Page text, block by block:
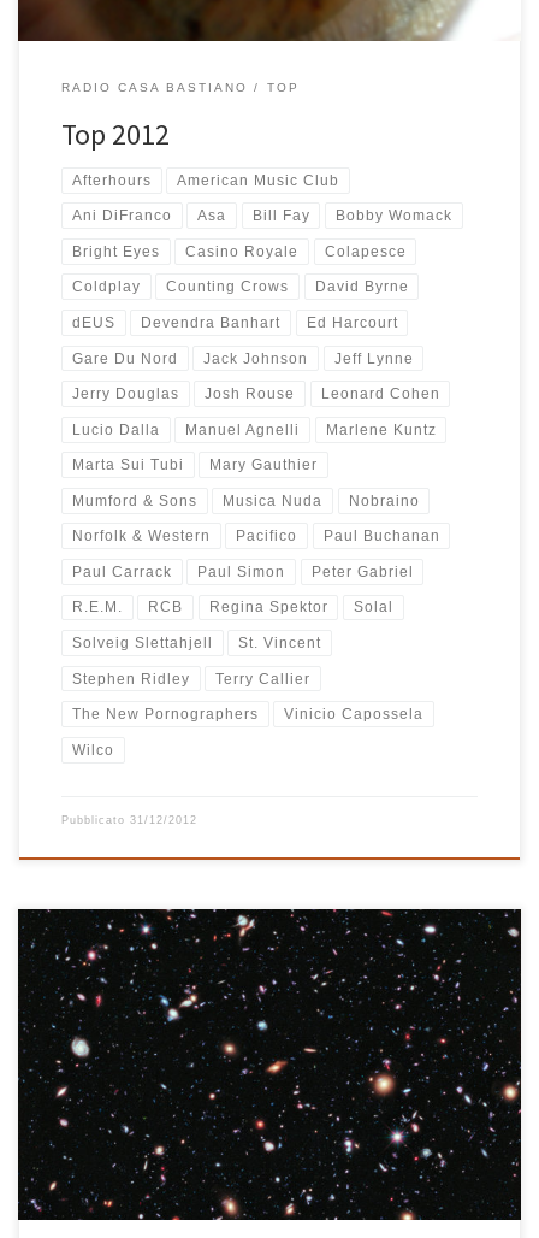
RADIO CASA BASTIANO TOP
Top 2012
Afterhours American Music Club
Ani DiFranco Asa Bill Fay Bobby Womack
Bright Eyes Casino Royale Colapesce
Coldplay Counting Crows David Byrne
dEUS Devendra Banhart Ed Harcourt
Gare Du Nord Jack Johnson Jeff Lynne
Jerry Douglas Josh Rouse Leonard Cohen
Lucio Dalla Manuel Agnelli Marlene Kuntz
Marta Sui Tubi Mary Gauthier
Mumford & Sons Musica Nuda Nobraino
Norfolk & Western Pacifico Paul Buchanan
Paul Carrack Paul Simon Peter Gabriel
R.E.M. RCB Regina Spektor Solal
Solveig Slettahjell St. Vincent
Stephen Ridley Terry Callier
The New Pornographers Vinicio Capossela
Wilco
Pubblicato 31/12/2012
Dopo il successo primaverile di Cromatica, Satellite è di nuovo una
playlist tutta italiana che avrebbe il compito di accompagnarci in
queste prime giornate autunnali, ma che ha dentro ancora molto
ritmo e concede spesso spazio agli ultimi piacevoli raggio di
sole. L’incipit è sublime, le voci di Pacifico e Petra Magoni (Musica
[…]